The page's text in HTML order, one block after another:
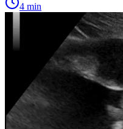
4 min